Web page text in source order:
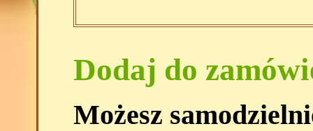
Dodaj do
Możesz